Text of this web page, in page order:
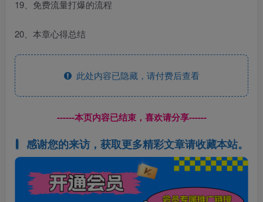
19、免费流量打爆的流程
20、本章心得总结
此处内容已隐藏，请付费后查看
------本页内容已结束，喜欢请分享------
感谢您的来访，获取更多精彩文章请收藏本站。